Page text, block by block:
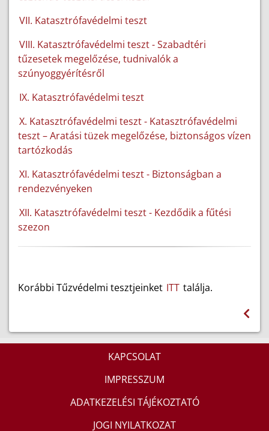
VII. Katasztrófavédelmi teszt
VIII. Katasztrófavédelmi teszt - Szabadtéri
tűzesetek megelőzése, tudnivalók a
szúnyoggyérítésről
IX. Katasztrófavédelmi teszt
X. Katasztrófavédelmi teszt - Katasztrófavédelmi
teszt – Aratási tüzek megelőzése, biztonságos vízen
tartózkodás
XI. Katasztrófavédelmi teszt- Biztonságban a
rendezvényeken
XII. Katasztrófavédelmi teszt - Kezdődik a fűtési
szezon
Korábbi Tűzvédelmi tesztjeinket ITT találja.
KAPCSOLAT
IMPRESSZUM
ADATKEZELÉSI TÁJÉKOZTATÓ
JOGI NYILATKOZAT